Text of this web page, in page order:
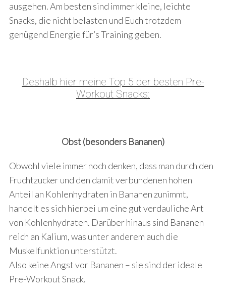
ausgehen. Am besten sind immer kleine, leichte
Snacks, die nicht belasten und Euch trotzdem
genügend Energie für’s Training geben.
Deshalb hier meine Top 5 der besten Pre-
Workout Snacks:
Obst (besonders Bananen)
Obwohl viele immer noch denken, dass man durch den
Fruchtzucker und den damit verbundenen hohen
Anteil an Kohlenhydraten in Bananen zunimmt,
handelt es sich hierbei um eine gut verdauliche Art
von Kohlenhydraten. Darüber hinaus sind Bananen
reich an Kalium, was unter anderem auch die
Muskelfunktion unterstützt.
Also keine Angst vor Bananen – sie sind der ideale
Pre-Workout Snack.